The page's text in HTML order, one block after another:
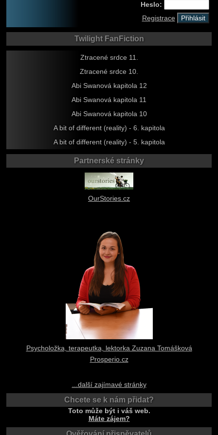
Heslo:
Registrace
Twilight FanFiction
Ztracené srdce 11.
Ztracené srdce 10.
Abi Swanová kapitola 12
Abi Swanová kapitola 11
Abi Swanová kapitola 10
A bit of different (reality) - 6. kapitola
A bit of different (reality) - 5. kapitola
Partnerské stránky
OurStories.cz
Psycholožka, terapeutka, lektorka Zuzana Tomášková
Prosperio.cz
...další zajímavé stránky
Chcete se k nám přidat?
Toto může být i váš web.
Máte zájem?